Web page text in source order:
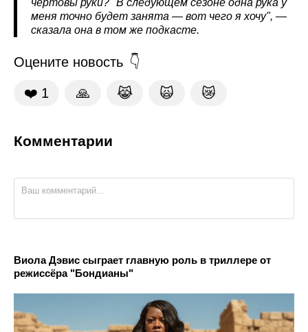
меня точно будет занята — вот чего я хочу", —
сказала она в том же подкасте.
Оцените новость
❤️ 1 🙏 😹 🙀 😿
Комментарии
Виола Дэвис сыграет главную роль в триллере от
режиссёра "Бондианы"